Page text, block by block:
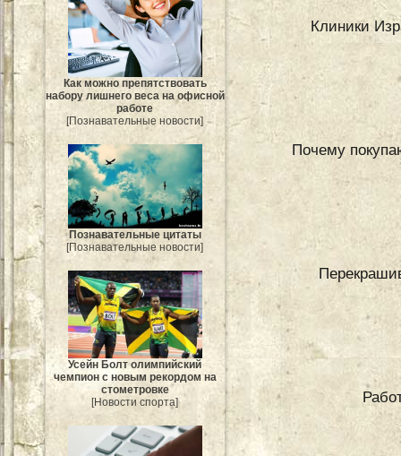
Как можно препятствовать
набору лишнего веса на офисной
работе
[Познавательные новости]
Познавательные цитаты
[Познавательные новости]
Усейн Болт олимпийский
чемпион с новым рекордом на
стометровке
[Новости спорта]
Клиники
Почему